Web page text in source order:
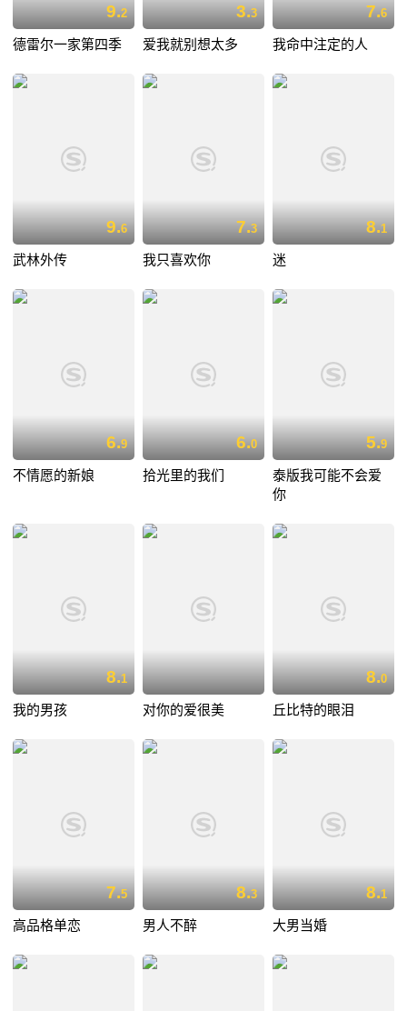
9.2
德雷尔一家第四季
3.3
爱我就别想太多
7.6
我命中注定的人
9.6
武林外传
7.3
我只喜欢你
8.1
迷
6.9
不情愿的新娘
6.0
拾光里的我们
5.9
泰版我可能不会爱
你
8.1
我的男孩 对你的爱很美
8.0
丘比特的眼泪
7.5
高品格单恋
8.3
男人不醉
8.1
大男当婚